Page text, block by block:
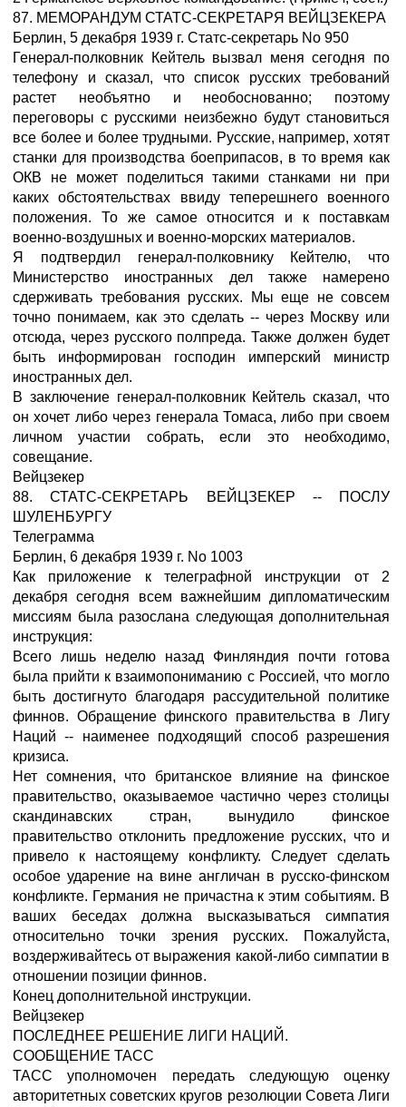
87. МЕМОРАНДУМ СТАТС-СЕКРЕТАРЯ ВЕЙЦЗЕКЕРА
Берлин, 5 декабря 1939 г. Статс-секретарь No 950
Генерал-полковник Кейтель вызвал меня сегодня по
телефону и сказал, что список русских требований
растет необъятно и необоснованно; поэтому
переговоры с русскими неизбежно будут становиться
все более и более трудными. Русские, например, хотят
станки для производства боеприпасов, в то время как
ОКВ не может поделиться такими станками ни при
каких обстоятельствах ввиду теперешнего военного
положения. То же самое относится и к поставкам
военно-воздушных и военно-морских материалов.
Я подтвердил генерал-полковнику Кейтелю, что
Министерство иностранных дел также намерено
сдерживать требования русских. Мы еще не совсем
точно понимаем, как это сделать -- через Москву или
отсюда, через русского полпреда. Также должен будет
быть информирован господин имперский министр
иностранных дел.
В заключение генерал-полковник Кейтель сказал, что
он хочет либо через генерала Томаса, либо при своем
личном участии собрать, если это необходимо,
совещание.
Вейцзекер
88. СТАТС-СЕКРЕТАРЬ ВЕЙЦЗЕКЕР -- ПОСЛУ
ШУЛЕНБУРГУ
Телеграмма
Берлин, 6 декабря 1939 г. No 1003
Как приложение к телеграфной инструкции от 2
декабря сегодня всем важнейшим дипломатическим
миссиям была разослана следующая дополнительная
инструкция:
Всего лишь неделю назад Финляндия почти готова
была прийти к взаимопониманию с Россией, что могло
быть достигнуто благодаря рассудительной политике
финнов. Обращение финского правительства в Лигу
Наций -- наименее подходящий способ разрешения
кризиса.
Нет сомнения, что британское влияние на финское
правительство, оказываемое частично через столицы
скандинавских стран, вынудило финское
правительство отклонить предложение русских, что и
привело к настоящему конфликту. Следует сделать
особое ударение на вине англичан в русско-финском
конфликте. Германия не причастна к этим событиям. В
ваших беседах должна высказываться симпатия
относительно точки зрения русских. Пожалуйста,
воздерживайтесь от выражения какой-либо симпатии в
отношении позиции финнов.
Конец дополнительной инструкции.
Вейцзекер
ПОСЛЕДНЕЕ РЕШЕНИЕ ЛИГИ НАЦИЙ.
СООБЩЕНИЕ ТАСС
ТАСС уполномочен передать следующую оценку
авторитетных советских кругов резолюции Совета Лиги